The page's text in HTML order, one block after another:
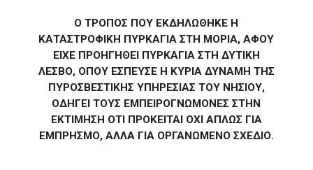
Ο ΤΡΌΠΟΣ ΠΟΥ ΕΚΔΗΛΏΘΗΚΕ Η
ΚΑΤΑΣΤΡΟΦΙΚΉ ΠΥΡΚΑΓΙΆ ΣΤΗ ΜΌΡΙΑ, ΑΦΟΎ
ΕΊΧΕ ΠΡΟΗΓΗΘΕΊ ΠΥΡΚΑΓΙΆ ΣΤΗ ΔΥΤΙΚΉ
ΛΈΣΒΟ, ΌΠΟΥ ΈΣΠΕΥΣΕ Η ΚΎΡΙΑ ΔΎΝΑΜΗ ΤΗΣ
ΠΥΡΟΣΒΕΣΤΙΚΉΣ ΥΠΗΡΕΣΊΑΣ ΤΟΥ ΝΗΣΙΟΎ,
ΟΔΗΓΕΊ ΤΟΥΣ ΕΜΠΕΙΡΟΓΝΏΜΟΝΕΣ ΣΤΗΝ
ΕΚΤΊΜΗΣΗ ΌΤΙ ΠΡΌΚΕΙΤΑΙ ΌΧΙ ΑΠΛΏΣ ΓΙΑ
ΕΜΠΡΗΣΜΌ, ΑΛΛΆ ΓΙΑ ΟΡΓΑΝΩΜΈΝΟ ΣΧΈΔΙΟ.